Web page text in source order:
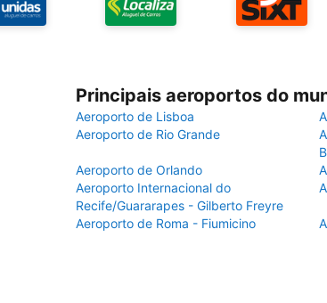
Principais aeroportos do
Aeroporto de Lisboa
Aeroporto de Rio Grande
Aeroporto de Orlando
Aeroporto Internacional do
Recife/Guararapes - Gilberto Freyre
Aeroporto de Roma - Fiumicino